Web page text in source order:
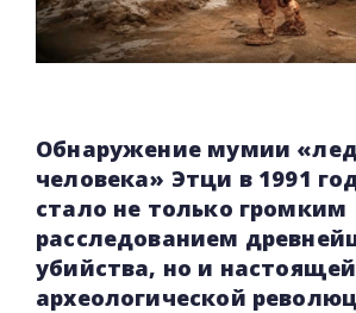
Обнаружение мумии
человека» Этци в 1991
стало не только громким
расследованием
убийства, но и настоящей
археологической